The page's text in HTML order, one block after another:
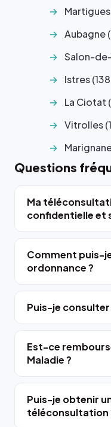
Aubagne
Salon-
Istres
La Ciotat
Vitrolles
Questions
Ma
confidentielle et
Comment puis-
ordonnance ?
Puis-je
Est-ce
Maladie ?
Puis-je obtenir
téléconsultation